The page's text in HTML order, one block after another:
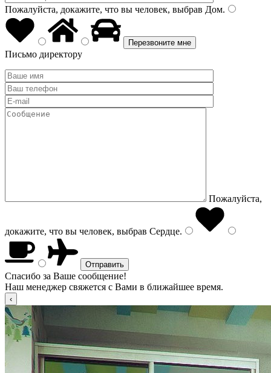
Пожалуйста, докажите, что вы человек, выбрав Дом.
Письмо директору
Пожалуйста,
докажите, что вы человек, выбрав Сердце.
Спасибо за Ваше сообщение!
Наш менеджер свяжется с Вами в ближайшее время.